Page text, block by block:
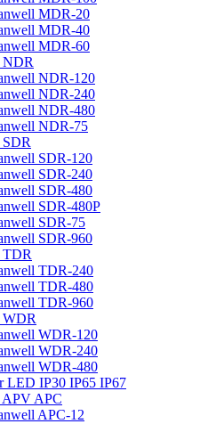
MDR-20
MDR-40
MDR-60
NDR
NDR-120
NDR-240
NDR-480
NDR-75
SDR-120
SDR-240
SDR-480
SDR-480P
SDR-75
SDR-960
TDR
TDR-240
TDR-480
TDR-960
WDR-120
WDR-240
WDR-480
LED IP30 IP65 IP67
APC
APC-12